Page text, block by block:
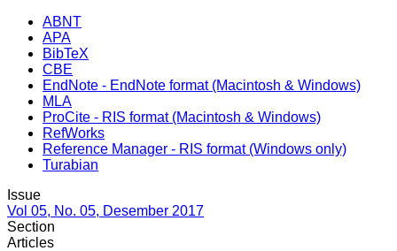
ABNT
APA
BibTeX
CBE
EndNote - EndNote format (Macintosh & Windows)
MLA
ProCite - RIS format (Macintosh & Windows)
RefWorks
Reference Manager - RIS format (Windows only)
Turabian
Issue
Vol 05, No. 05, Desember 2017
Section
Articles